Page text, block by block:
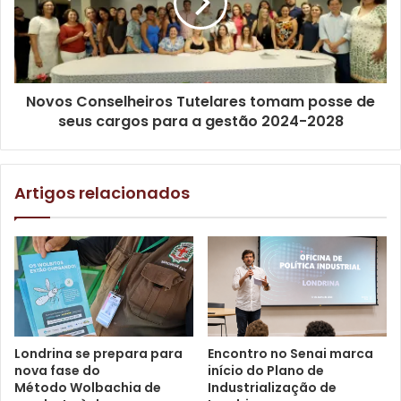
noite e no lusco-fusco, ou seja, ao anoitecer ou alvorecer”,
contou.
Poema “Lusco-fusco”
Na quietude
Depois de um dia exaustivo
Os corpos procuram repouso
Esgotados
Relaxam
Novos Conselheiros Tutelares tomam posse de
seus cargos para a gestão 2024-2028
Artigos relacionados
Londrina se prepara para
nova fase do
Método Wolbachia de
Encontro no Senai marca
início do Plano de
Industrialização de